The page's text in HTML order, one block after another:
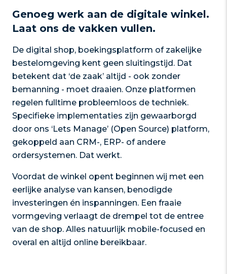
Genoeg werk aan de digitale winkel.
Laat ons de vakken vullen.
De digital shop, boekingsplatform of zakelijke
bestelomgeving kent geen sluitingstijd. Dat
betekent dat ‘de zaak’ altijd - ook zonder
bemanning - moet draaien. Onze platformen
regelen fulltime probleemloos de techniek.
Specifieke implementaties zijn gewaarborgd
door ons ‘Lets Manage’ (Open Source) platform,
gekoppeld aan CRM-, ERP- of andere
ordersystemen. Dat werkt.
Voordat de winkel opent beginnen wij met een
eerlijke analyse van kansen, benodigde
investeringen én inspanningen. Een fraaie
vormgeving verlaagt de drempel tot de entree
van de shop. Alles natuurlijk mobile-focused en
overal en altijd online bereikbaar.